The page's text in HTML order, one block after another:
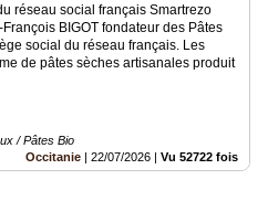
réseau social français Smartrezo
BIGOT fondateur des Pâtes
social du réseau français. Les
de pâtes sèches artisanales produit
/ Pâtes Bio
Occitanie | 22/07/2026 | Vu 52722 fois